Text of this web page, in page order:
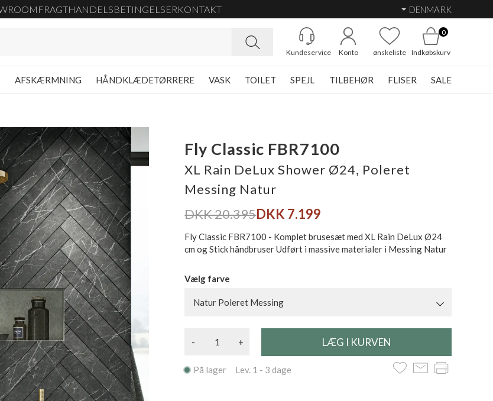
FRAGTHANDELSBETINGELSERKONTAKT DENMARK
Kundeservice Konto ønskeliste
0
Indkøbskurv
AFSKÆRMNING HÅNDKLÆDETØRRERE VASK TOILET SPEJL TILBEHØR FLISER SALE
Fly Classic FBR7100
XL Rain DeLux Shower Ø24, Poleret
Messing Natur
DKK 20.395DKK 7.199
Fly Classic FBR7100 - Komplet brusesæt med XL Rain DeLux Ø24
cm og Stick håndbruser Udført i massive materialer i Messing Natur
Vælg farve
Natur Poleret Messing
- +
På lager Lev. 1 - 3 dage